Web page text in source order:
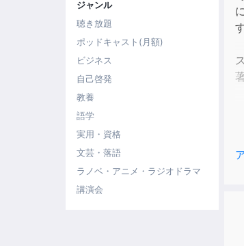
ジャンル
聴き放題
ポッドキャスト(月額)
ビジネス
自己啓発
教養
語学
実用・資格
文芸・落語
ラノベ・アニメ・ラジオドラマ
講演会